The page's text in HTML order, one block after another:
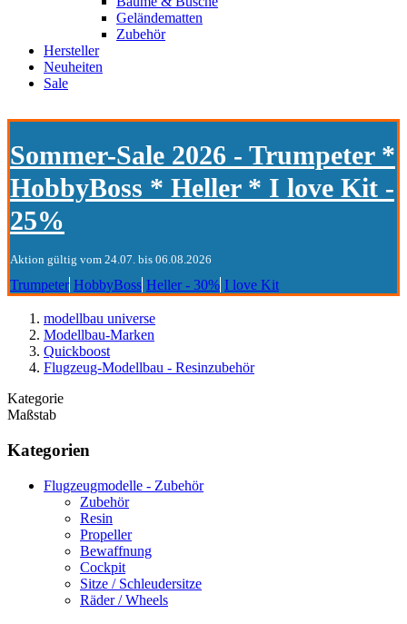
Geländematten
Zubehör
Hersteller
Neuheiten
Sale
Sommer-Sale 2026 - Trumpeter *
HobbyBoss * Heller * I love Kit -
25%
Aktion gültig vom 24.07. bis 06.08.2026
Trumpeter HobbyBoss Heller - 30% I love Kit
modellbau universe
Modellbau-Marken
Quickboost
Flugzeug-Modellbau - Resinzubehör
Kategorie
Maßstab
Kategorien
Flugzeugmodelle - Zubehör
Zubehör
Resin
Propeller
Bewaffnung
Cockpit
Sitze / Schleudersitze
Räder / Wheels